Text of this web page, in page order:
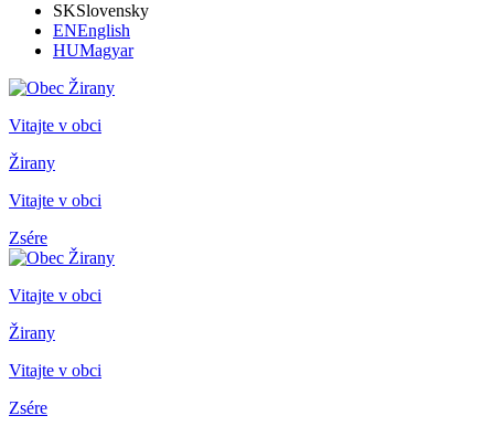
SKSlovensky
ENEnglish
HUMagyar
Vitajte v obci
Žirany
Vitajte v obci
Zsére
Vitajte v obci
Žirany
Vitajte v obci
Zsére